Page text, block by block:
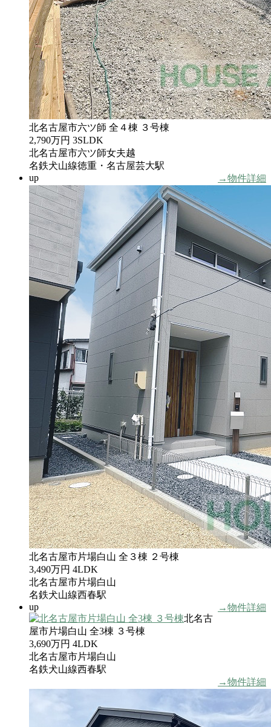
北名古屋市六ツ師 全４棟 ３号棟
2,790万円 3SLDK
北名古屋市六ツ師女夫越
名鉄犬山線徳重・名古屋芸大駅
→物件詳細
up
北名古屋市片場白山 全３棟 ２号棟
3,490万円 4LDK
北名古屋市片場白山
名鉄犬山線西春駅
→物件詳細
up
北名古
屋市片場白山 全3棟 ３号棟
3,690万円 4LDK
北名古屋市片場白山
名鉄犬山線西春駅
→物件詳細